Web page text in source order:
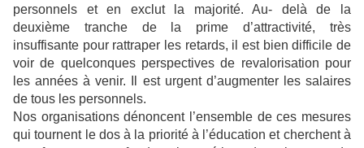
personnels et en exclut la majorité. Au- delà de la
deuxième tranche de la prime d’attractivité, très
insuffisante pour rattraper les retards, il est bien difficile de
voir de quelconques perspectives de revalorisation pour
les années à venir. Il est urgent d’augmenter les salaires
de tous les personnels.
Nos organisations dénoncent l’ensemble de ces mesures
qui tournent le dos à la priorité à l’éducation et cherchent à